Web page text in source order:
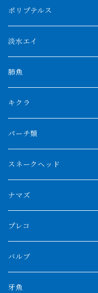
アブソリュートレッド
AGUS スーパーレッドF4
特殊アロワナ
厳選 過背金龍
フルゴールデンクロスバック
ブルーベースクロスバック
BILLY-KENオリジナルブ
チョッパーレッド
ブルレッド
その他アジアアロワナ
特殊個体
紅龍
シルバーアロワナ
ブラックアロワナ
ノーザンバラムンディ
その他アロワナ
シャムタイガー
特殊ダトニオ
ダトニオプラスワン
リアルバンド
フォークバンド
フォーバータイガー
メニーバータイガー
ニューギニアダトニオ
ポリプテルス
モンスターポリプ
特殊ポリプ
プラチナ個体
ショート個体
ハイブリッドポリプ
エンドリケリー
ギニア
ナイジェリア
ナイルビチャー
ナポレオンビチャー
バロ川
ビキールビキール
トゥルカナ湖
オモ川
タンガニーカビチャー
アンソルギー
コウロントン
淡水エイ
シナガワダイヤ
ダイヤモンドポルカ
クロコダイル
その他淡水エイ
肺魚
ネオケラ
その他肺魚
キクラ
パーチ類
スネークヘッド
チャンナバルカ
大型スネークヘッド
中型スネークヘッド
小型スネークヘッド
ナマズ
プレコ
バルブ
牙魚